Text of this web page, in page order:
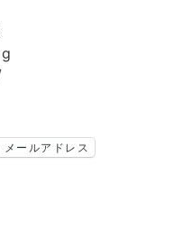
メールアドレス